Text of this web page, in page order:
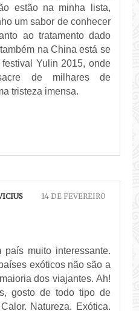
estão na minha lista,
um sabor de conhecer
ao tratamento dado
na China está se
Yulin 2015, onde
de milhares de
tristeza imensa.
14 DE FEVEREIRO
muito interessante.
exóticos não são a
dos viajantes. Ah!
gosto de todo tipo de
Natureza. Exótica.